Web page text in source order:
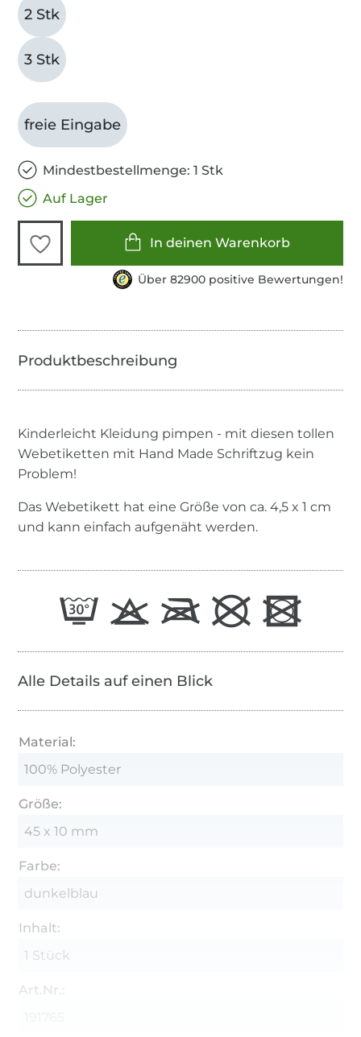
2 Stk
3 Stk
freie Eingabe
Mindestbestellmenge: 1 Stk
Auf Lager
In deinen Warenkorb
Über 82900 positive Bewertungen!
Kinderleicht Kleidung pimpen - mit diesen tollen
Webetiketten mit Hand Made Schriftzug kein
Problem!
Das Webetikett hat eine Größe von ca. 4,5 x 1 cm
und kann einfach aufgenäht werden.
Alle Details auf einen Blick
Material:
100% Polyester
Größe:
45 x 10 mm
Farbe:
dunkelblau
Inhalt:
1 Stück
Art.Nr.: